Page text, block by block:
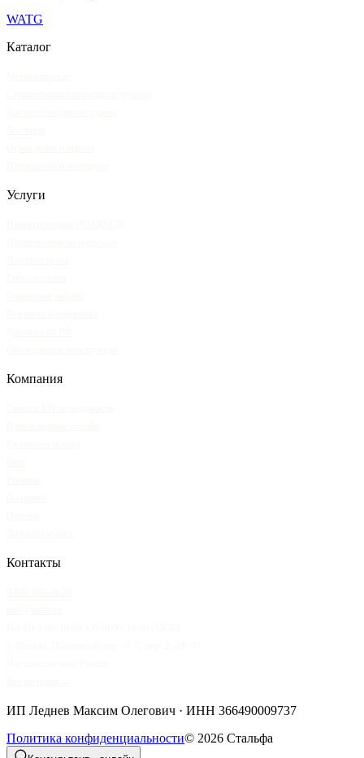
WATG
Каталог
Услуги
Компания
Контакты
ИП Леднев Максим Олегович · ИНН 366490009737
Политика конфиденциальности© 2026 Стальфа